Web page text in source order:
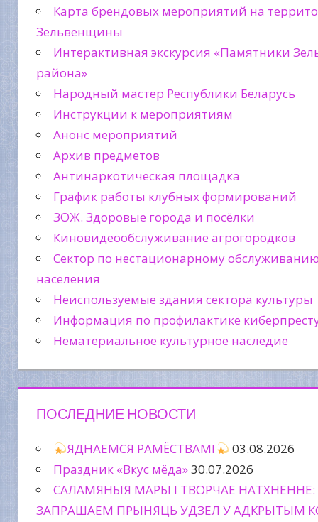
Карта брендовых мероприятий на
Зельвенщины
Интерактивная экскурсия «Памятники
района»
Народный мастер Республики Беларусь
Инструкции к мероприятиям
Анонс мероприятий
Архив предметов
Антинаркотическая площадка
График работы клубных формирований
ЗОЖ. Здоровые города и посёлки
Киновидеообслуживание агрогородков
Сектор по нестационарному
населения
Неиспользуемые здания сектора культуры
Информация по профилактике
Нематериальное культурное наследие
ПОСЛЕДНИЕ НОВОСТИ
ЯДНАЕМСЯ РАМЁСТВАМІ
03.08.2026
Праздник «Вкус мёда»30.07.2026
САЛАМЯНЫЯ МАРЫ І ТВОРЧАЕ НАТХНЕННЕ:
ЗАПРАШАЕМ ПРЫНЯЦЬ УДЗЕЛ У АДКРЫТЫМ